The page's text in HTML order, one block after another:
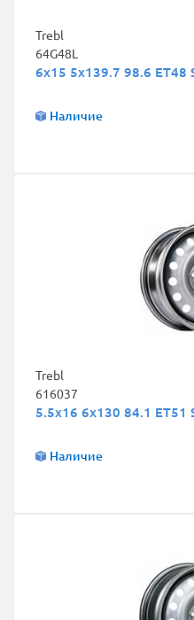
Trebl
64G48L
6x15 5x139.7 98.6 ET48
Наличие
Trebl
616037
5.5x16 6x130 84.1 ET51
Наличие